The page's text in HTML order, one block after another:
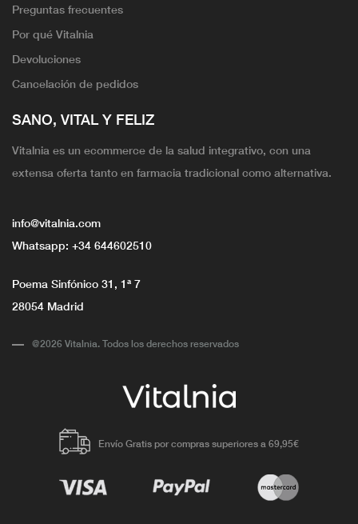
Preguntas frecuentes
Por qué Vitalnia
Devoluciones
Cancelación de pedidos
SANO, VITAL Y FELIZ
Vitalnia es un ecommerce de la salud integrativo, con una
extensa oferta tanto en farmacia tradicional como alternativa.
info@vitalnia.com
Whatsapp: +34 644602510
Poema Sinfónico 31, 1ª 7
28054 Madrid
@2026 Vitalnia. Todos los derechos reservados
Envío Gratis por compras superiores a 69,95€